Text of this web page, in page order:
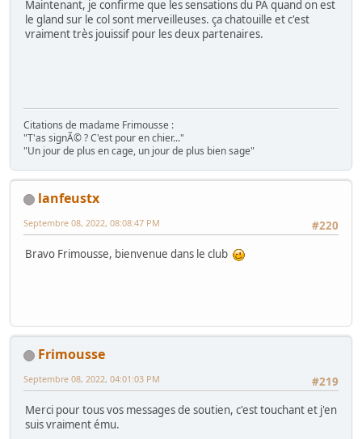
Maintenant, je confirme que les sensations du PA quand on est
le gland sur le col sont merveilleuses. ça chatouille et c'est
vraiment très jouissif pour les deux partenaires.
Citations de madame Frimousse :
"T'as signÃ© ? C'est pour en chier..."
"Un jour de plus en cage, un jour de plus bien sage"
lanfeustx
#220
Septembre 08, 2022, 08:08:47 PM
Bravo Frimousse, bienvenue dans le club
Frimousse
#219
Septembre 08, 2022, 04:01:03 PM
Merci pour tous vos messages de soutien, c'est touchant et j'en
suis vraiment ému.